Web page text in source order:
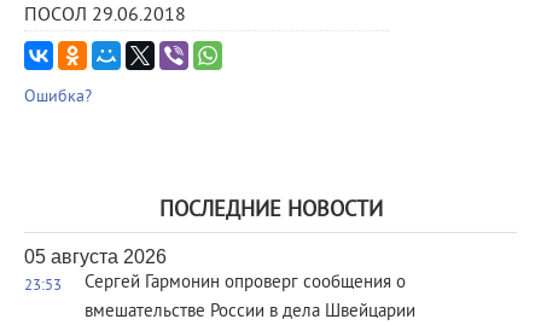
ПОСОЛ 29.06.2018
Ошибка?
ПОСЛЕДНИЕ НОВОСТИ
05 августа 2026
23:53
Сергей Гармонин опроверг сообщения о
вмешательстве России в дела Швейцарии